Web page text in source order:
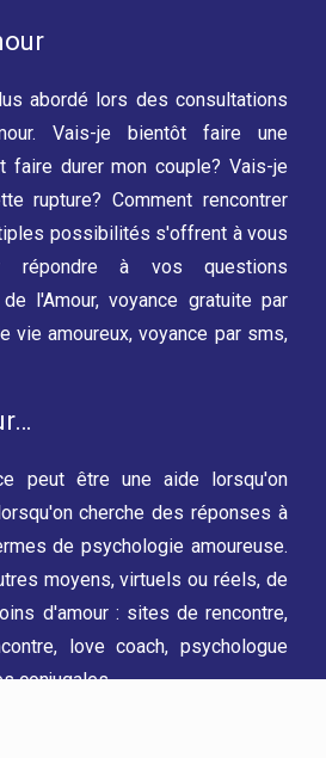
abordé lors des consultations
Vais-je bientôt faire une
faire durer mon couple? Vais-je
rupture? Comment rencontrer
possibilités s'offrent à vous
répondre à vos questions
l'Amour, voyance gratuite par
vie amoureux, voyance par sms,
peut être une aide lorsqu'on
cherche des réponses à
de psychologie amoureuse.
moyens, virtuels ou réels, de
d'amour : sites de rencontre,
love coach, psychologue
conjugales...